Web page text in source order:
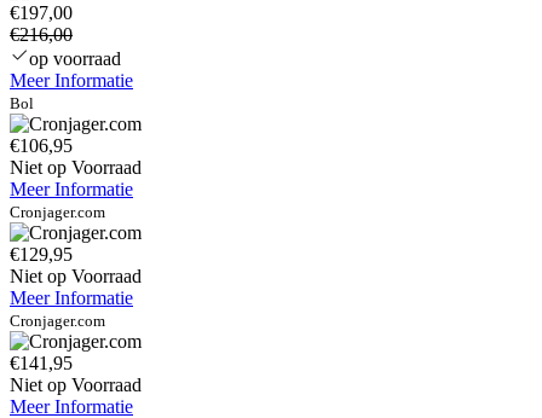
€197,00
€216,00
op voorraad
Meer Informatie
Bol
€106,95
Niet op Voorraad
Meer Informatie
Cronjager.com
€129,95
Niet op Voorraad
Meer Informatie
Cronjager.com
€141,95
Niet op Voorraad
Meer Informatie